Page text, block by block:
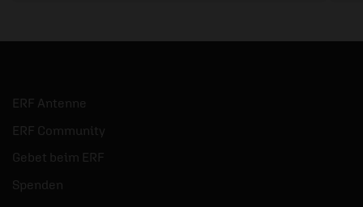
ERF Antenne
ERF Community
Gebet beim ERF
Spenden